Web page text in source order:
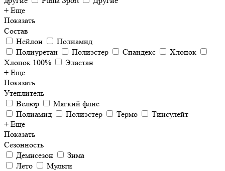
+ Еще
Показать
Состав
Нейлон
Полиамид
Полиуретан
Полиэстер Спандекс
Хлопок
Хлопок 100%
Эластан
+ Еще
Показать
Утеплитель
Велюр
Мягкий флис
Полиамид
Полиэстер Термо
Тинсулейт
+ Еще
Показать
Сезонность
Демисезон
Зима
Лето
Мульти